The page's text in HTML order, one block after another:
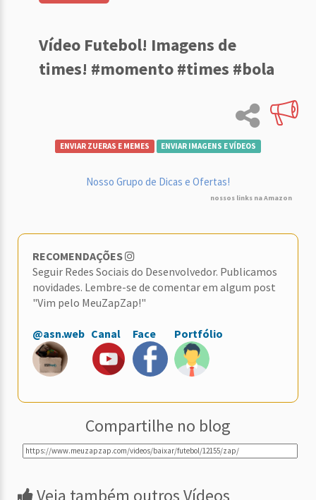
Vídeo Futebol! Imagens de
times! #momento #times #bola
ENVIAR ZUERAS E MEMES ENVIAR IMAGENS E VÍDEOS
Nosso Grupo de Dicas e Ofertas!
nossos links na Amazon
RECOMENDAÇÕES
Seguir Redes Sociais do Desenvolvedor. Publicamos
novidades. Lembre-se de comentar em algum post
"Vim pelo MeuZapZap!"
@asn.web Canal Face Portfólio
Compartilhe no blog
Veja também outros Vídeos